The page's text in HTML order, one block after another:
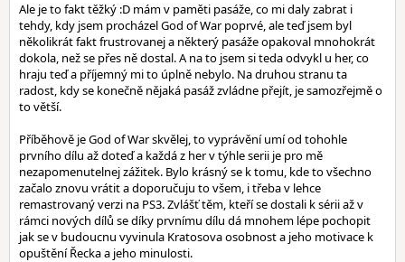
Ale je to fakt těžký :D mám v paměti pasáže, co mi daly zabrat i
tehdy, kdy jsem procházel God of War poprvé, ale teď jsem byl
několikrát fakt frustrovanej a některý pasáže opakoval mnohokrát
dokola, než se přes ně dostal. A na to jsem si teda odvykl u her, co
hraju teď a příjemný mi to úplně nebylo. Na druhou stranu ta
radost, kdy se konečně nějaká pasáž zvládne přejít, je samozřejmě o
to větší.
Příběhově je God of War skvělej, to vyprávění umí od tohohle
prvního dílu až doteď a každá z her v týhle serii je pro mě
nezapomenutelnej zážitek. Bylo krásný se k tomu, kde to všechno
začalo znovu vrátit a doporučuju to všem, i třeba v lehce
remastrovaný verzi na PS3. Zvlášť těm, kteří se dostali k sérii až v
rámci nových dílů se díky prvnímu dílu dá mnohem lépe pochopit
jak se v budoucnu vyvinula Kratosova osobnost a jeho motivace k
opuštění Řecka a jeho minulosti.